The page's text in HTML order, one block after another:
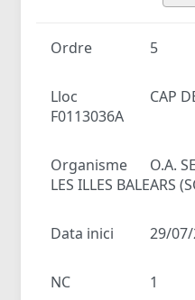
Ordre 5
Lloc
CAP
F0113036A
Organisme
O.A.
LES ILLES BALEARS
Data inici 29/
NC 1